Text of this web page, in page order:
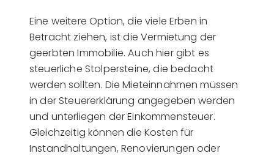
Eine weitere Option, die viele Erben in
Betracht ziehen, ist die Vermietung der
geerbten Immobilie. Auch hier gibt es
steuerliche Stolpersteine, die bedacht
werden sollten. Die Mieteinnahmen müssen
in der Steuererklärung angegeben werden
und unterliegen der Einkommensteuer.
Gleichzeitig können die Kosten für
Instandhaltungen, Renovierungen oder